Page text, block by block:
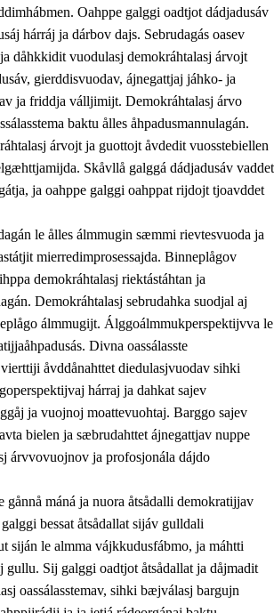
ja kultuvralasj moattevuohta
ja estetihkalasj diedulasjvuohta
berustibme ja diehtemvájnogisvuohta
ja birásdiedulasjvuohta
ja oassálasstem
Oahppe galggi oadtjot dádjadusáv
hárráj ja dárbov dajs. Sebrudagás oasev
dåhkkidit vuodulasj demokráhtalasj árvojt
gierddisvuodav, ájnegattjaj jáhko- ja
ja friddja válljimijt. Demokráhtalasj árvo
baktu ålles åhpadusmannulagán.
árvojt ja guottojt åvdedit vuosstebiellen
Skåvllå galggá dádjadusáv vaddet
ja oahppe galggi oahppat rijdojt tjoavddet
le ålles álmmugin sæmmi rievtesvuoda ja
mierredimprosessajda. Binneplågov
demokráhtalasj riektástáhtan ja
Demokráhtalasj sebrudahka suodjal aj
álmmugijt. Álggoálmmukperspektijvva le
Divna oassálasste
åvddånahttet diedulasjvuodav sihki
hárraj ja dahkat sajev
ja vuojnoj moattevuohtaj. Barggo sajev
bielen ja sæbrudahttet ájnegattjav nuppe
árvvovuojnov ja profosjonála dájdo
gånnå máná ja nuora åtsådalli demokratijjav
bessat åtsådallat sijáv gulldali
siján le almma vájkkudusfábmo, ja máhtti
Sij galggi oadtjot åtsådallat ja dåjmadit
oassálasstemav, sihki bæjválasj bargujn